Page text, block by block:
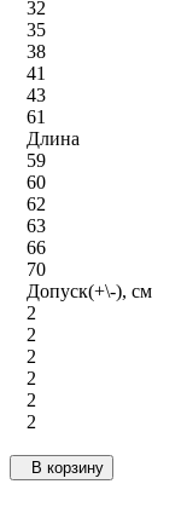
32
35
38
41
43
61
Длина
59
60
62
63
66
70
Допуск(+\-), см
2
2
2
2
2
2
В корзину